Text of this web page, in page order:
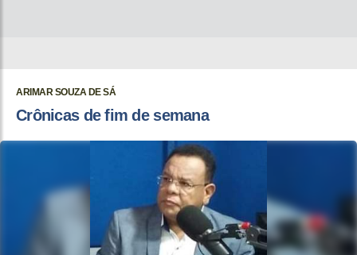
ARIMAR SOUZA DE SÁ
Crônicas de fim de semana